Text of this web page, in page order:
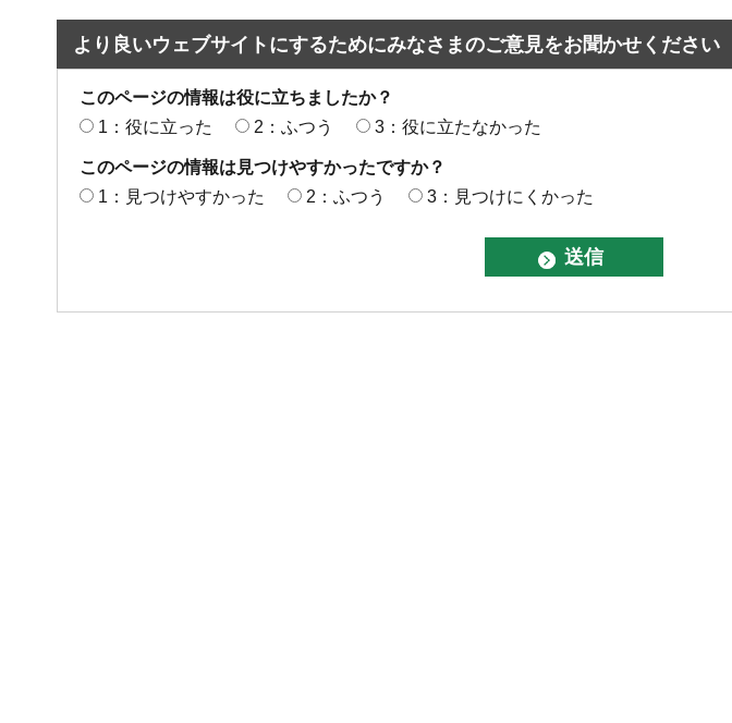
より良いウェブサイトにするためにみなさまのご意見をお聞かせください
このページの情報は役に立ちましたか？
1：役に立った
2：ふつう 3：役に立たなかった
このページの情報は見つけやすかったですか？
1：見つけやすかった
2：ふつう 3：見つけにくかった